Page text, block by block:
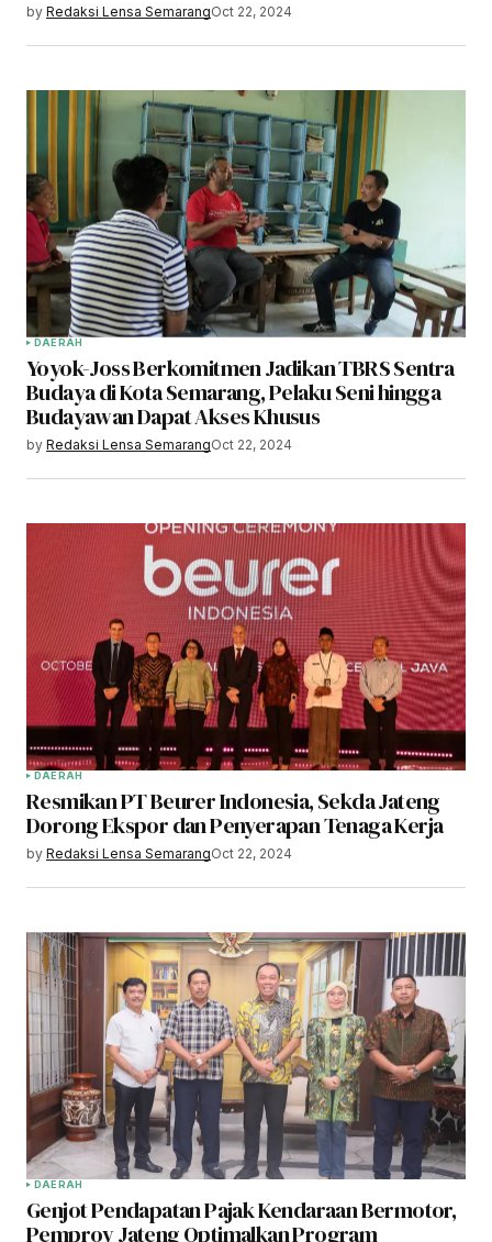
by Redaksi Lensa SemarangOct 22, 2024
DAERAH
Yoyok-Joss Berkomitmen Jadikan TBRS Sentra
Budaya di Kota Semarang, Pelaku Seni hingga
Budayawan Dapat Akses Khusus
by Redaksi Lensa SemarangOct 22, 2024
DAERAH
Resmikan PT Beurer Indonesia, Sekda Jateng
Dorong Ekspor dan Penyerapan Tenaga Kerja
by Redaksi Lensa SemarangOct 22, 2024
DAERAH
Genjot Pendapatan Pajak Kendaraan Bermotor,
Pemprov Jateng Optimalkan Program